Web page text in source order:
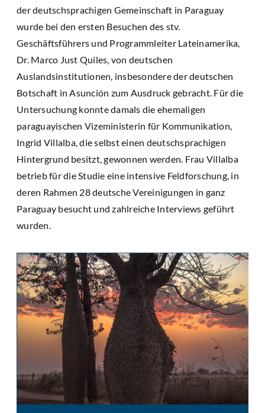
der deutschsprachigen Gemeinschaft in Paraguay
wurde bei den ersten Besuchen des stv.
Geschäftsführers und Programmleiter Lateinamerika,
Dr. Marco Just Quiles, von deutschen
Auslandsinstitutionen, insbesondere der deutschen
Botschaft in Asunción zum Ausdruck gebracht. Für die
Untersuchung konnte damals die ehemaligen
paraguayischen Vizeministerin für Kommunikation,
Ingrid Villalba, die selbst einen deutschsprachigen
Hintergrund besitzt, gewonnen werden. Frau Villalba
betrieb für die Studie eine intensive Feldforschung, in
deren Rahmen 28 deutsche Vereinigungen in ganz
Paraguay besucht und zahlreiche Interviews geführt
wurden.